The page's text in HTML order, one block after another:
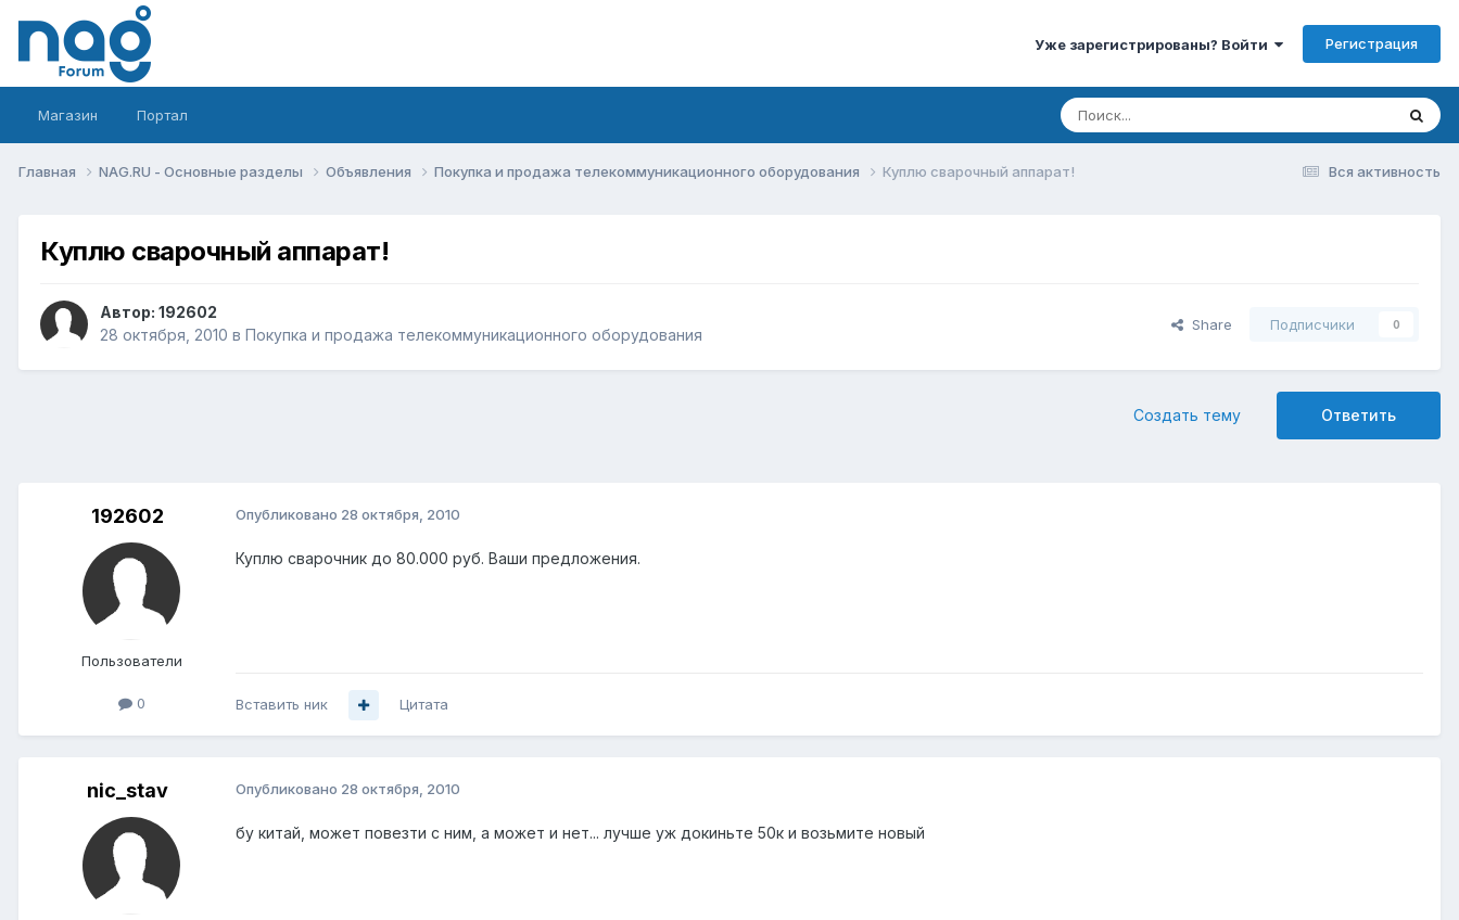
Уже зарегистрированы? Войти Регистрация
Магазин Портал
Вся активность
Главная NAG.RU - Основные разделы Объявления Покупка и продажа телекоммуникационного оборудования Куплю сварочный аппарат!
Куплю сварочный аппарат!
Автор: 192602
28 октября, 2010 в Покупка и продажа телекоммуникационного оборудования
Share Подписчики 0
Ответить
Создать тему
192602
Пользователи
0
Опубликовано 28 октября, 2010
Куплю сварочник до 80.000 руб. Ваши предложения.
Вставить ник Цитата
nic_stav Опубликовано 28 октября, 2010
бу китай, может повезти с ним, а может и нет... лучше уж докиньте 50к и возьмите новый